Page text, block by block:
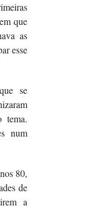
que
as
esse
se
tema.
num
80,
de
a